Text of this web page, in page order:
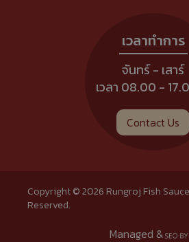
เวลาทำการ
จันทร์ - เสาร์
เวลา 08.00 -
Contact Us
Copyright ©2026 Rungroj Fish
Reserved.
Managed &